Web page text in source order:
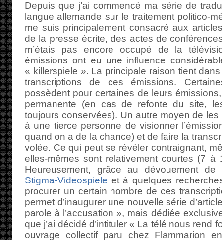
Depuis que j’ai commencé ma série de
langue allemande sur le traitement politico-
me suis principalement consacré aux
de la presse écrite, des actes de
m’étais pas encore occupé de la
émissions ont eu une influence
« killerspiele ». La principale raison tient
transcriptions de ces émissions.
possèdent pour certaines de leurs
permanente (en cas de refonte du site,
toujours conservées). Un autre moyen de
à une tierce personne de visionner
quand on a de la chance) et de faire la
volée. Ce qui peut se révéler contraignant,
elles-mêmes sont relativement courtes (7 à
Heureusement, grâce au dévouement de
Stigma-Videospiele et à quelques
procurer un certain nombre de ces
permet d’inaugurer une nouvelle série
parole à l’accusation », mais dédiée
que j’ai décidé d’intituler « La télé nous rend
ouvrage collectif paru chez Flammarion